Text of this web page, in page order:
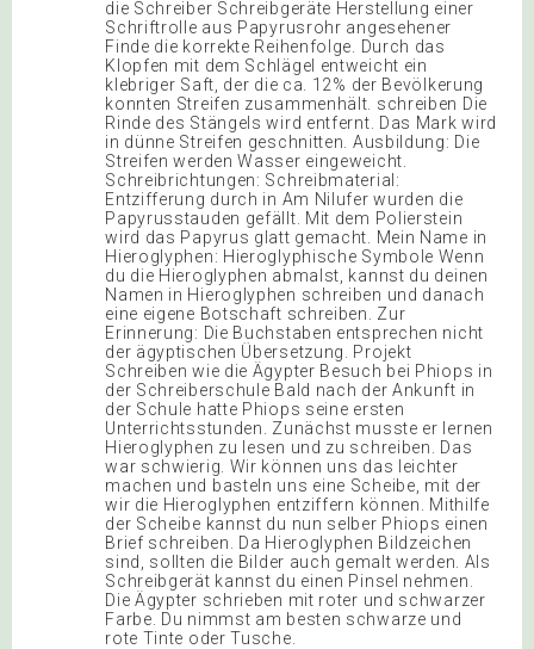
die Schreiber Schreibgeräte Herstellung einer
Schriftrolle aus Papyrusrohr angesehener
Finde die korrekte Reihenfolge. Durch das
Klopfen mit dem Schlägel entweicht ein
klebriger Saft, der die ca. 12% der Bevölkerung
konnten Streifen zusammenhält. schreiben Die
Rinde des Stängels wird entfernt. Das Mark wird
in dünne Streifen geschnitten. Ausbildung: Die
Streifen werden Wasser eingeweicht.
Schreibrichtungen: Schreibmaterial:
Entzifferung durch in Am Nilufer wurden die
Papyrusstauden gefällt. Mit dem Polierstein
wird das Papyrus glatt gemacht. Mein Name in
Hieroglyphen: Hieroglyphische Symbole Wenn
du die Hieroglyphen abmalst, kannst du deinen
Namen in Hieroglyphen schreiben und danach
eine eigene Botschaft schreiben. Zur
Erinnerung: Die Buchstaben entsprechen nicht
der ägyptischen Übersetzung. Projekt
Schreiben wie die Ägypter Besuch bei Phiops in
der Schreiberschule Bald nach der Ankunft in
der Schule hatte Phiops seine ersten
Unterrichtsstunden. Zunächst musste er lernen
Hieroglyphen zu lesen und zu schreiben. Das
war schwierig. Wir können uns das leichter
machen und basteln uns eine Scheibe, mit der
wir die Hieroglyphen entziffern können. Mithilfe
der Scheibe kannst du nun selber Phiops einen
Brief schreiben. Da Hieroglyphen Bildzeichen
sind, sollten die Bilder auch gemalt werden. Als
Schreibgerät kannst du einen Pinsel nehmen.
Die Ägypter schrieben mit roter und schwarzer
Farbe. Du nimmst am besten schwarze und
rote Tinte oder Tusche.